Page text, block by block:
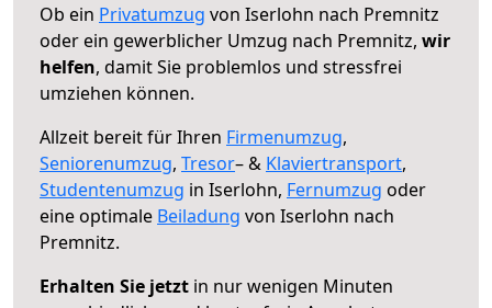
Ob ein Privatumzug von Iserlohn nach Premnitz
oder ein gewerblicher Umzug nach Premnitz, wir
helfen, damit Sie problemlos und stressfrei
umziehen können.
Allzeit bereit für Ihren Firmenumzug,
Seniorenumzug, Tresor– & Klaviertransport,
Studentenumzug in Iserlohn, Fernumzug oder
eine optimale Beiladung von Iserlohn nach
Premnitz.
Erhalten Sie jetzt in nur wenigen Minuten